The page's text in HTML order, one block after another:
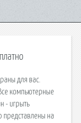
для вас.
компьютерные
- игрыть
представлены на